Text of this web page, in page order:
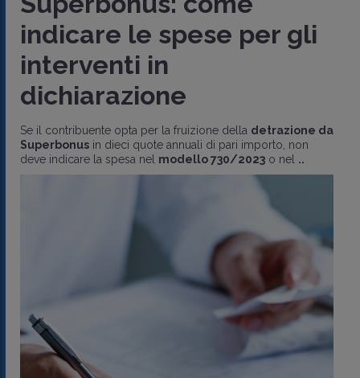
indicare le spese per gli
interventi in
dichiarazione
Se il contribuente opta per la fruizione della detrazione da
Superbonus in dieci quote annuali di pari importo, non
deve indicare la spesa nel modello 730/2023 o nel ..